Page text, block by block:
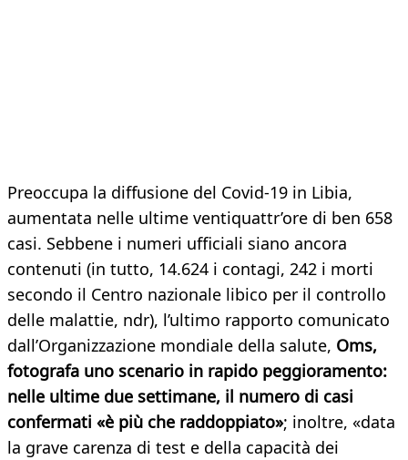
Preoccupa la diffusione del Covid-19 in Libia,
aumentata nelle ultime ventiquattr’ore di ben 658
casi. Sebbene i numeri ufficiali siano ancora
contenuti (in tutto, 14.624 i contagi, 242 i morti
secondo il Centro nazionale libico per il controllo
delle malattie, ndr), l’ultimo rapporto comunicato
dall’Organizzazione mondiale della salute, Oms,
fotografa uno scenario in rapido peggioramento:
nelle ultime due settimane, il numero di casi
confermati «è più che raddoppiato»; inoltre, «data
la grave carenza di test e della capacità dei